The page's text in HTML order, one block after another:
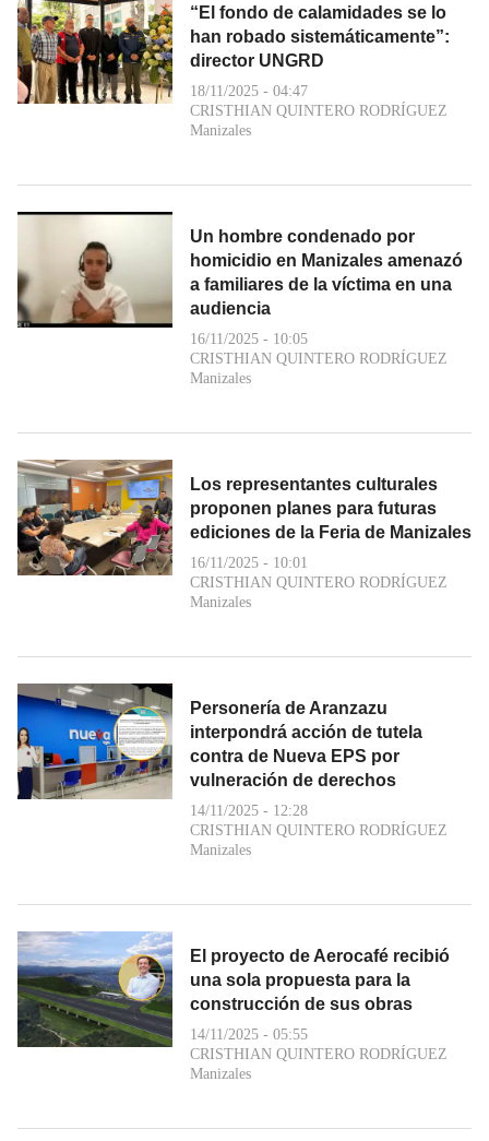
“El fondo de calamidades se lo
han robado sistemáticamente”:
director UNGRD
18/11/2025 - 04:47
CRISTHIAN QUINTERO RODRÍGUEZ
Manizales
Un hombre condenado por
homicidio en Manizales amenazó
a familiares de la víctima en una
audiencia
16/11/2025 - 10:05
CRISTHIAN QUINTERO RODRÍGUEZ
Manizales
Los representantes culturales
proponen planes para futuras
ediciones de la Feria de Manizales
16/11/2025 - 10:01
CRISTHIAN QUINTERO RODRÍGUEZ
Manizales
Personería de Aranzazu
interpondrá acción de tutela
contra de Nueva EPS por
vulneración de derechos
14/11/2025 - 12:28
CRISTHIAN QUINTERO RODRÍGUEZ
Manizales
El proyecto de Aerocafé recibió
una sola propuesta para la
construcción de sus obras
14/11/2025 - 05:55
CRISTHIAN QUINTERO RODRÍGUEZ
Manizales